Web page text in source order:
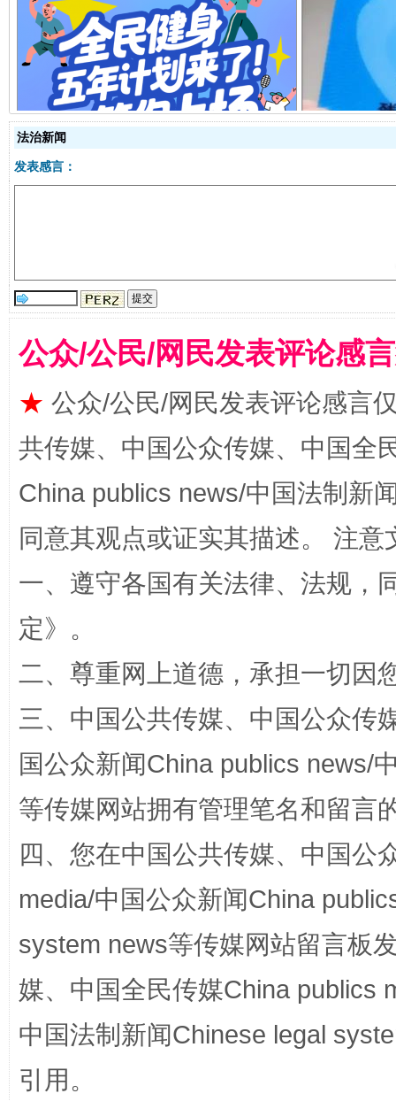
全民健身五年计划来了！等你上场
阿坝州三大球赛在茂县开幕
国家大学科技园优化重塑工作
扯下公款旅游的“隐身衣” 如何以
“蜀中异人”王建安的艺术幻境
法治新闻
发表感言：
公众/公民/网民发表评论感
★ 公众/公民/网民发表评论感言
共传媒、中国公众传媒、中国全
China publics news/中国法制新
同意其观点或证实其描述。 注
一、遵守各国有关法律、法规，
定》。
二、尊重网上道德，承担一切因
三、中国公共传媒、中国公众传
国公众新闻China publics news/
等传媒网站拥有管理笔名和留言
四、您在中国公共传媒、中国公
media/中国公众新闻China
system news等传媒网站留言板
媒、中国全民传媒China publics
中国法制新闻Chinese legal
引用。